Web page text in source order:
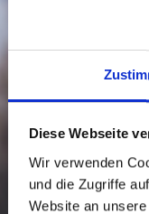
Diese Webseite
Wir verwenden
und die Zugriffe
Website an